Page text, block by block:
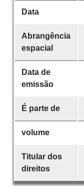
Data
Abrangência
espacial
Data de
emissão
É parte de
volume
Titular dos
direitos